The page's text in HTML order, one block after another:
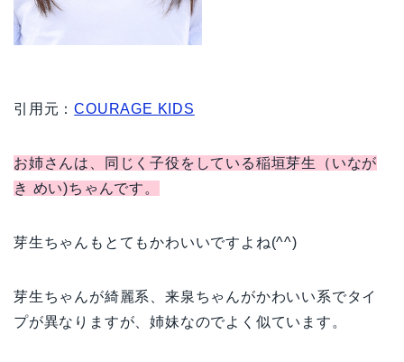
引用元：COURAGE KIDS
お姉さんは、同じく子役をしている稲垣芽生（いなが
き めい)ちゃんです。
芽生ちゃんもとてもかわいいですよね(^^)
芽生ちゃんが綺麗系、来泉ちゃんがかわいい系でタイ
プが異なりますが、姉妹なのでよく似ています。